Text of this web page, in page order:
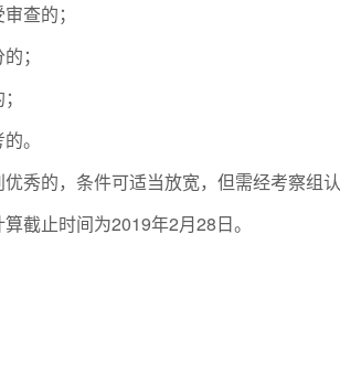
查的；
；
。
秀的，条件可适当放宽，但需经考察组
截止时间为2019年2月28日。